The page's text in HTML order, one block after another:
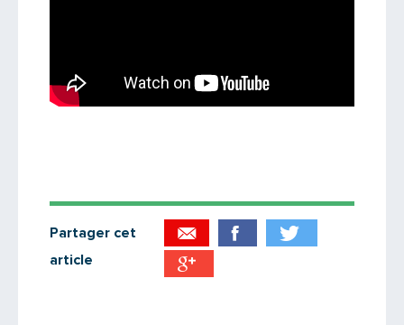
Partager cet
article